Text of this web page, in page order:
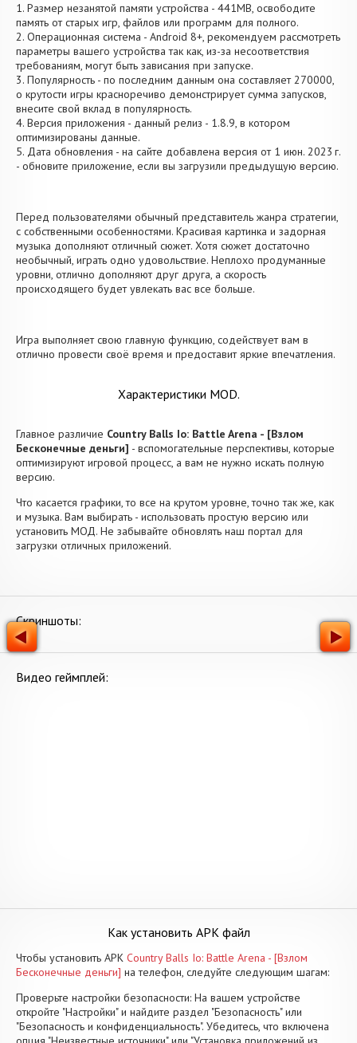
1. Размер незанятой памяти устройства - 441MB, освободите
память от старых игр, файлов или программ для полного.
2. Операционная система - Android 8+, рекомендуем рассмотреть
параметры вашего устройства так как, из-за несоответствия
требованиям, могут быть зависания при запуске.
3. Популярность - по последним данным она составляет 270000,
о крутости игры красноречиво демонстрирует сумма запусков,
внесите свой вклад в популярность.
4. Версия приложения - данный релиз - 1.8.9, в котором
оптимизированы данные.
5. Дата обновления - на сайте добавлена версия от 1 июн. 2023 г.
- обновите приложение, если вы загрузили предыдущую версию.
Перед пользователями обычный представитель жанра стратегии,
с собственными особенностями. Красивая картинка и задорная
музыка дополняют отличный сюжет. Хотя сюжет достаточно
необычный, играть одно удовольствие. Неплохо продуманные
уровни, отлично дополняют друг друга, а скорость
происходящего будет увлекать вас все больше.
Игра выполняет свою главную функцию, содействует вам в
отлично провести своё время и предоставит яркие впечатления.
Характеристики MOD.
Главное различие Country Balls Io: Battle Arena - [Взлом
Бесконечные деньги] - вспомогательные перспективы, которые
оптимизируют игровой процесс, а вам не нужно искать полную
версию.
Что касается графики, то все на крутом уровне, точно так же, как
и музыка. Вам выбирать - использовать простую версию или
установить МОД. Не забывайте обновлять наш портал для
загрузки отличных приложений.
Скриншоты:
Видео геймплей:
Как установить APK файл
Чтобы установить APK Country Balls Io: Battle Arena - [Взлом
Бесконечные деньги] на телефон, следуйте следующим шагам:
Проверьте настройки безопасности: На вашем устройстве
откройте "Настройки" и найдите раздел "Безопасность" или
"Безопасность и конфиденциальность". Убедитесь, что включена